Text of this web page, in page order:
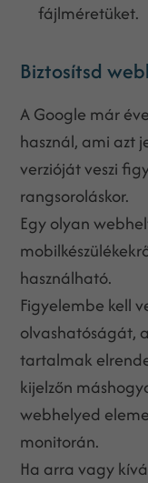
fájlméretüket.
Biztosítsd
A Google már
használ, ami azt
verzióját veszi
rangsoroláskor.
Egy olyan
használható.
Figyelembe kell
olvashatóságát,
tartalmak
kijelzőn
webhelyed
monitorán.
Ha arra vagy